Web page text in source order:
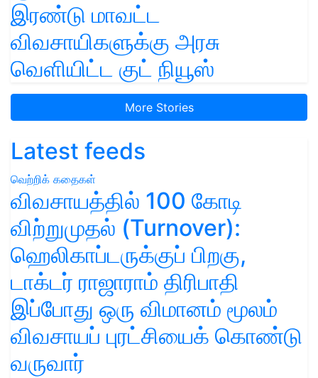
இரண்டு மாவட்ட
விவசாயிகளுக்கு அரசு
வெளியிட்ட குட் நியூஸ்
More Stories
Latest feeds
வெற்றிக் கதைகள்
விவசாயத்தில் 100 கோடி
விற்றுமுதல் (Turnover):
ஹெலிகாப்டருக்குப் பிறகு,
டாக்டர் ராஜாராம் திரிபாதி
இப்போது ஒரு விமானம் மூலம்
விவசாயப் புரட்சியைக் கொண்டு
வருவார்